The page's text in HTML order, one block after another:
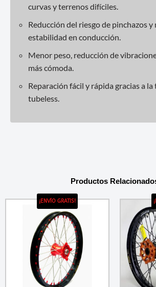
curvas y terrenos difíciles.
Reducción del riesgo de pinchazos y
estabilidad en conducción.
Menor peso, reducción de
más cómoda.
Reparación fácil y rápida gracias a
tubeless.
Productos
¡ENVÍO GRATIS!